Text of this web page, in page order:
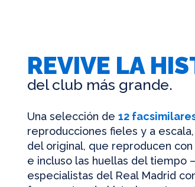
REVIVE LA
del club más grande.
Una selección de 12
reproducciones fieles y a
del original, que reproducen
e incluso las huellas del tiempo
especialistas del Real Madrid